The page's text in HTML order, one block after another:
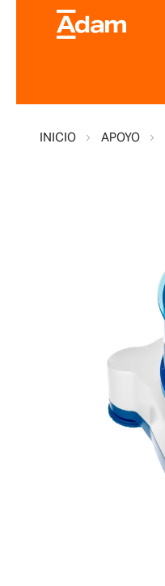
INICIO APOYO